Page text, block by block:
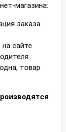
магазина:
заказа
сайте
товар